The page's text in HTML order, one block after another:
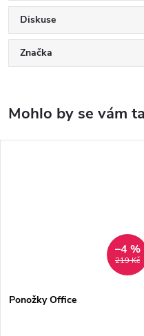
Diskuse
Značka
219 Kč
–4 %
Ponožky Office